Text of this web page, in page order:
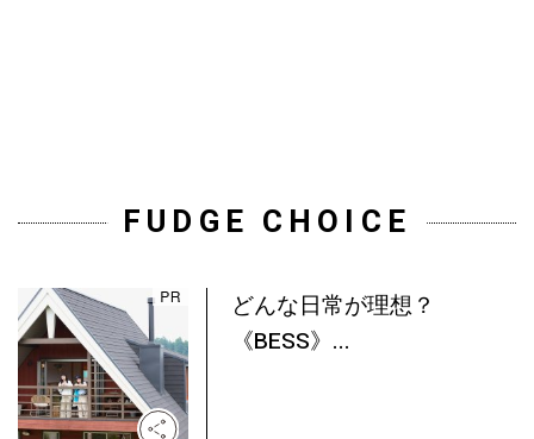
FUDGE CHOICE
どんな日常が理想？
《BESS》...